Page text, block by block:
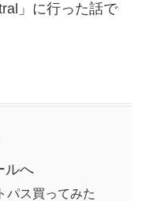
」に行った話で
ルへ
パス買ってみた